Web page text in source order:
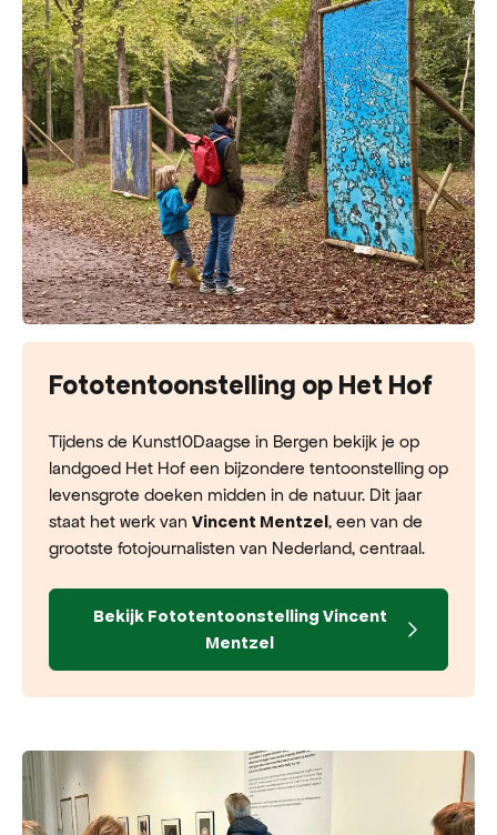
Fototentoonstelling op Het Hof
Tijdens de Kunst10Daagse in Bergen bekijk je op
landgoed Het Hof een bijzondere tentoonstelling op
levensgrote doeken midden in de natuur. Dit jaar
staat het werk van Vincent Mentzel, een van de
grootste fotojournalisten van Nederland, centraal.
Bekijk Fototentoonstelling Vincent
Mentzel